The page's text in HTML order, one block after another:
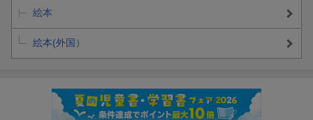
絵本
絵本(外国）